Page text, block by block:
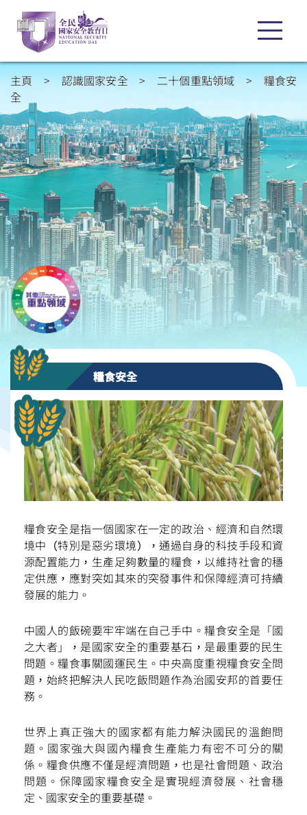
主頁 > 認識國家安全 > 二十個重點領域 > 糧食安
全
糧食安全
糧食安全是指一個國家在一定的政治、經濟和自然環
境中（特別是惡劣環境），通過自身的科技手段和資
源配置能力，生產足夠數量的糧食，以維持社會的穩
定供應，應對突如其來的突發事件和保障經濟可持續
發展的能力。
中國人的飯碗要牢牢端在自己手中。糧食安全是「國
之大者」，是國家安全的重要基石，是最重要的民生
問題。糧食事關國運民生。中央高度重視糧食安全問
題，始終把解決人民吃飯問題作為治國安邦的首要任
務。
世界上真正強大的國家都有能力解決國民的溫飽問
題。國家強大與國內糧食生產能力有密不可分的關
係。糧食供應不僅是經濟問題，也是社會問題、政治
問題。保障國家糧食安全是實現經濟發展、社會穩
定、國家安全的重要基礎。
微信 微博